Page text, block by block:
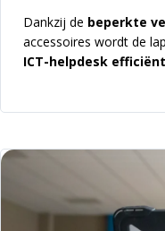
Dankzij de beperkte
accessoires wordt de
ICT-helpdesk